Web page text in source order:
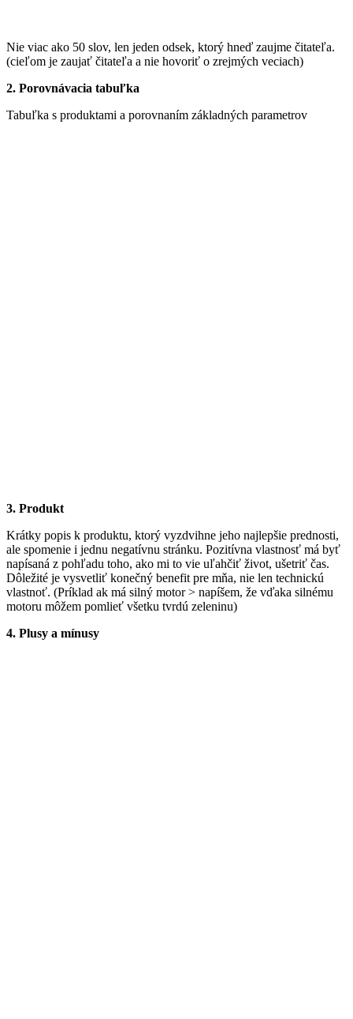
Nie viac ako 50 slov, len jeden odsek, ktorý hneď zaujme čitateľa.
(cieľom je zaujať čitateľa a nie hovoriť o zrejmých veciach)
2. Porovnávacia tabuľka
Tabuľka s produktami a porovnaním základných parametrov
3. Produkt
Krátky popis k produktu, ktorý vyzdvihne jeho najlepšie prednosti,
ale spomenie i jednu negatívnu stránku. Pozitívna vlastnosť má byť
napísaná z pohľadu toho, ako mi to vie uľahčiť život, ušetriť čas.
Dôležité je vysvetliť konečný benefit pre mňa, nie len technickú
vlastnoť. (Príklad ak má silný motor > napíšem, že vďaka silnému
motoru môžem pomlieť všetku tvrdú zeleninu)
4. Plusy a mínusy